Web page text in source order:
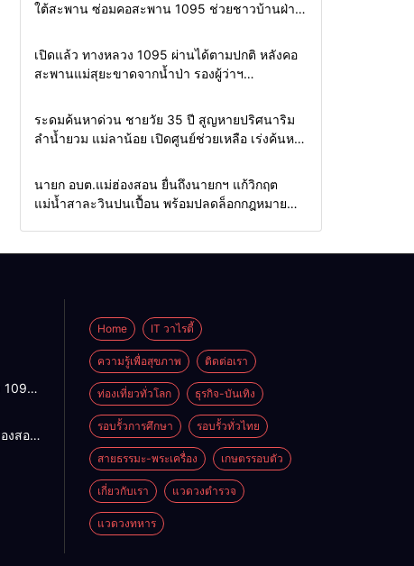
ใต้สะพาน ซ่อมคอสะพาน 1095 ช่วยชาวบ้านฝ่า
Home รอบรั้วทั่วไทย
เปิดแล้ว ทางหลวง 1095 ผ่านได้ตามปกติ หลังคอ
สะพานแม่สุยะขาดจากน้ำป่า รองผู้ว่าฯ
Home รอบรั้วทั่วไทย
ระดมค้นหาด่วน ชายวัย 35 ปี สูญหายปริศนาริม
ลำน้ำยวม แม่ลาน้อย เปิดศูนย์ช่วยเหลือ เร่งค้นหา
Home รอบรั้วทั่วไทย
นายก อบต.แม่ฮ่องสอน ยื่นถึงนายกฯ แก้วิกฤต
แม่น้ำสาละวินปนเปื้อน พร้อมปลดล็อกกฎหมาย
1095
าน
จาก
งสอน
Home IT วาไรตี้
ความรู้เพื่อสุขภาพ ติดต่อเรา
ท่องเที่ยวทั่วโลก ธุรกิจ-บันเทิง
รอบรั้วการศึกษา รอบรั้วทั่วไทย
สายธรรมะ-พระเครื่อง เกษตรรอบตัว
เกี่ยวกับเรา แวดวงตำรวจ
แวดวงทหาร